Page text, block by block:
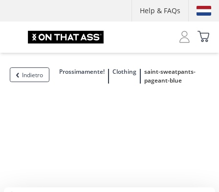
Help & FAQs
Indietro Prossimamente! Clothing
saint-sweatpants-
pageant-blue